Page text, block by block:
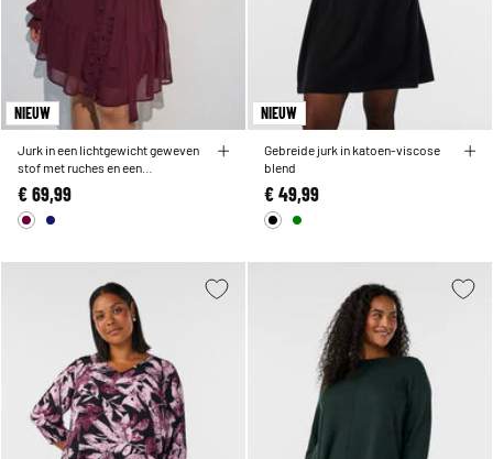
NIEUW
Jurk in een lichtgewicht geweven
stof met ruches en een
strikceintuur
€ 69,99
NIEUW
Gebreide jurk in katoen-viscose
blend
€ 49,99